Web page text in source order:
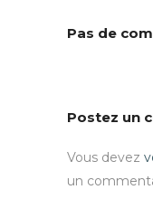
Pas de
Postez un
Vous devez
un